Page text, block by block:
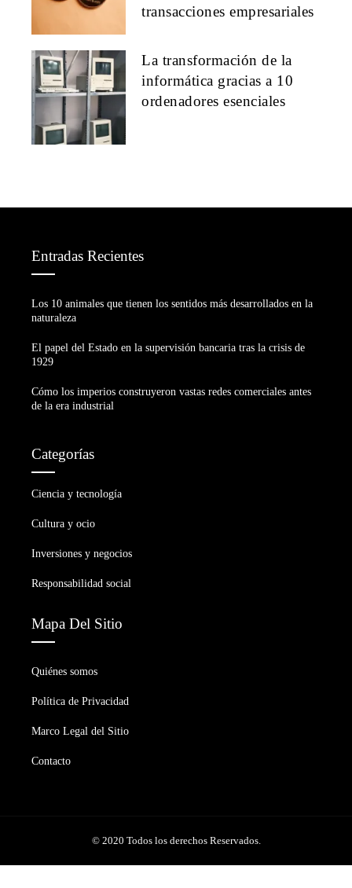
transacciones empresariales
La transformación de la
informática gracias a 10
ordenadores esenciales
Entradas Recientes
Los 10 animales que tienen los sentidos más desarrollados en la
naturaleza
El papel del Estado en la supervisión bancaria tras la crisis de
1929
Cómo los imperios construyeron vastas redes comerciales antes
de la era industrial
Categorías
Ciencia y tecnología
Cultura y ocio
Inversiones y negocios
Responsabilidad social
Mapa Del Sitio
Quiénes somos
Política de Privacidad
Marco Legal del Sitio
Contacto
© 2020 Todos los derechos Reservados.